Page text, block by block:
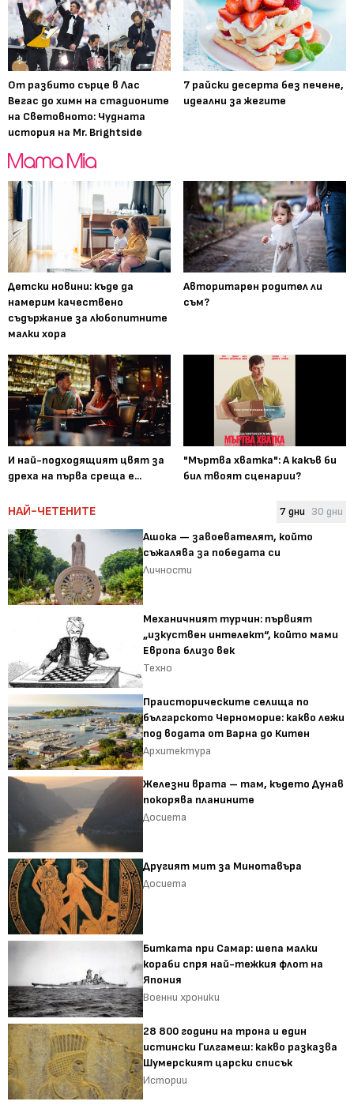
От разбито сърце в Лас
Вегас до химн на стадионите
на Световното: Чудната
история на Mr. Brightside
7 райски десерта без печене,
идеални за жегите
Детски новини: къде да
намерим качествено
съдържание за любопитните
малки хора
Авторитарен родител ли
съм?
И най-подходящият цвят за
дреха на първа среща е...
"Мъртва хватка": А какъв би
бил твоят сценарии?
НАЙ-ЧЕТЕНИТЕ 7 дни 30 дни
Ашока — завоевателят, който
съжалява за победата си
Личности
Механичният турчин: първият
„изкуствен интелект“, който мами
Европа близо век
Техно
Праисторическите селища по
българското Черноморие: какво лежи
под водата от Варна до Китен
Архитектура
Железни врата – там, където Дунав
покорява планините
Досиета
Другият мит за Минотавъра
Досиета
Битката при Самар: шепа малки
кораби спря най-тежкия флот на
Япония
Военни хроники
28 800 години на трона и един
истински Гилгамеш: какво разказва
Шумерският царски списък
Истории